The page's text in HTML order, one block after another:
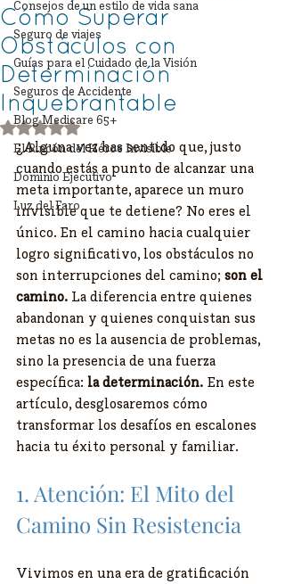
Consejos de un estilo de vida sana
Seguro de viajes
Guías para el Cuidado de la Visión
Seguros de Accidente
Blog Medicare 65+
El Rincón del Héroe Invisible
Dominio Ejecutivo
Luz del Faro
Cómo Superar
Obstáculos con
Determinación
Inquebrantable
Obtuvo NaN de 5 estrellas.
​¿Alguna vez has sentido que, justo
cuando estás a punto de alcanzar una
meta importante, aparece un muro
invisible que te detiene? No eres el
único. En el camino hacia cualquier
logro significativo, los obstáculos no
son interrupciones del camino; son el
camino. La diferencia entre quienes
abandonan y quienes conquistan sus
metas no es la ausencia de problemas,
sino la presencia de una fuerza
específica: la determinación. En este
artículo, desglosaremos cómo
transformar los desafíos en escalones
hacia tu éxito personal y familiar.
​1. Atención: El Mito del
Camino Sin Resistencia
​Vivimos en una era de gratificación